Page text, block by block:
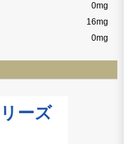
0mg
16mg
0mg